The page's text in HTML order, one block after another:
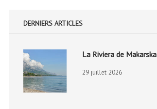
DERNIERS ARTICLES
La Riviera de Makarska
29 juillet 2026